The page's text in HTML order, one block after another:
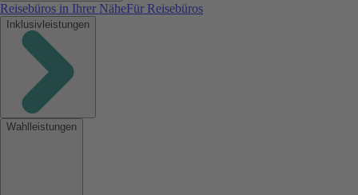
Reisebüros in Ihrer NäheFür Reisebüros
Inklusivleistungen
Wahlleistungen